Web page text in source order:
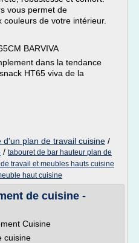
vous permet de
de votre intérieur.
BARVIVA
dans la tendance
HT65 viva de la
d'un plan de travail cuisine /
/ tabouret de bar hauteur plan de
travail et meubles hauts cuisine
haut cuisine
de cuisine -
Cuisine
cuisine